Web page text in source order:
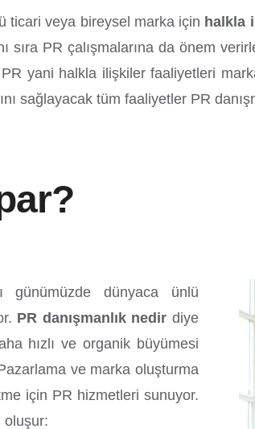
ticari veya bireysel marka için halkla
sıra PR çalışmalarına da önem
yani halkla ilişkiler faaliyetleri
sağlayacak tüm faaliyetler PR
günümüzde dünyaca ünlü
PR danışmanlık nedir diye
hızlı ve organik büyümesi
ve marka oluşturma
için PR hizmetleri sunuyor.
oluşur: